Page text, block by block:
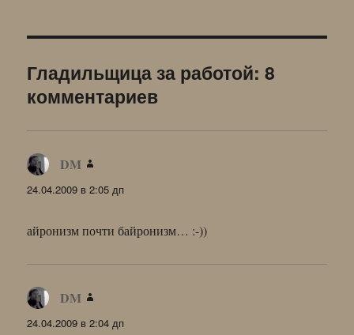
Гладильщица за работой: 8
комментариев
DM
24.04.2009 в 2:05 дп
айронизм почти байронизм… :-))
DM
24.04.2009 в 2:04 дп